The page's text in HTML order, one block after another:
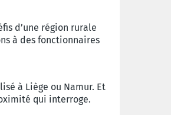
d’une région rurale
à des fonctionnaires
à Liège ou Namur. Et
qui interroge.